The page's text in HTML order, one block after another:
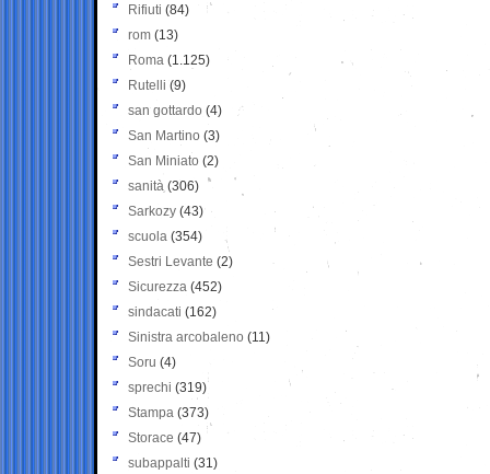
Rifiuti (84)
rom (13)
Roma (1.125)
Rutelli (9)
san gottardo (4)
San Martino (3)
San Miniato (2)
sanità (306)
Sarkozy (43)
scuola (354)
Sestri Levante (2)
Sicurezza (452)
sindacati (162)
Sinistra arcobaleno (11)
Soru (4)
sprechi (319)
Stampa (373)
Storace (47)
subappalti (31)